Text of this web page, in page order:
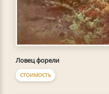
Ловец форели
СТОИМОСТЬ